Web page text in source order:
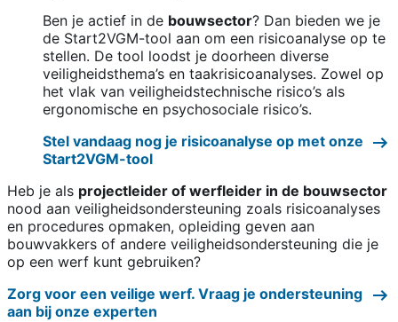
Ben je actief in de bouwsector? Dan bieden we je
de Start2VGM-tool aan om een risicoanalyse op te
stellen. De tool loodst je doorheen diverse
veiligheidsthema’s en taakrisicoanalyses. Zowel op
het vlak van veiligheidstechnische risico’s als
ergonomische en psychosociale risico’s.
Stel vandaag nog je risicoanalyse op met onze
Start2VGM-tool
Heb je als projectleider of werfleider in de bouwsector
nood aan veiligheidsondersteuning zoals risicoanalyses
en procedures opmaken, opleiding geven aan
bouwvakkers of andere veiligheidsondersteuning die je
op een werf kunt gebruiken?
Zorg voor een veilige werf. Vraag je ondersteuning
aan bij onze experten